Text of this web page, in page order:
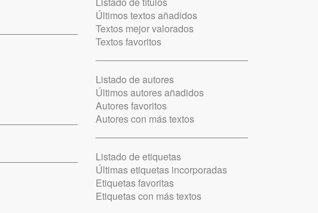
Últimos textos añadidos
Textos mejor valorados
Textos favoritos
Listado de autores
Últimos autores añadidos
Autores favoritos
Autores con más textos
Listado de etiquetas
Últimas etiquetas incorporadas
Etiquetas favoritas
Etiquetas con más textos